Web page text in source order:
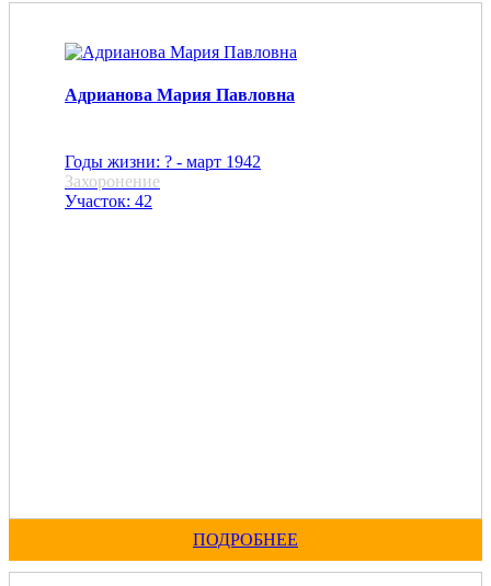
Адрианова Мария Павловна
Годы жизни: ? - март 1942
Захоронение
Участок: 42
ПОДРОБНЕЕ